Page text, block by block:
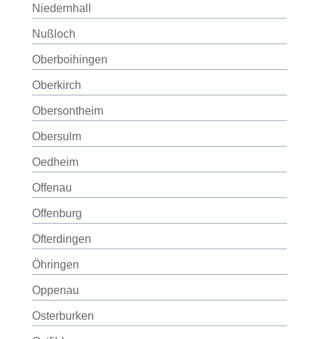
Niedernhall
Nußloch
Oberboihingen
Oberkirch
Obersontheim
Obersulm
Oedheim
Offenau
Offenburg
Ofterdingen
Öhringen
Oppenau
Osterburken